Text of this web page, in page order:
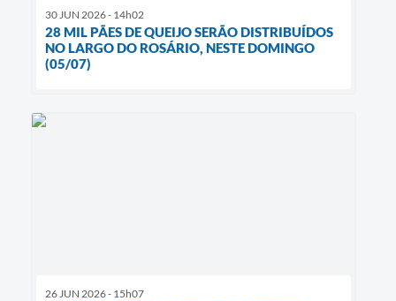
30 JUN 2026 - 14h02
28 MIL PÃES DE QUEIJO SERÃO DISTRIBUÍDOS
NO LARGO DO ROSÁRIO, NESTE DOMINGO
(05/07)
26 JUN 2026 - 15h07